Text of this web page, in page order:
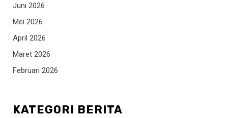
Juni 2026
Mei 2026
April 2026
Maret 2026
Februari 2026
KATEGORI BERITA